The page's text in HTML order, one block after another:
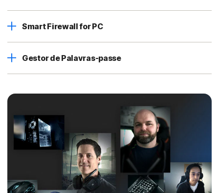
Smart Firewall for PC
Gestor de Palavras-passe